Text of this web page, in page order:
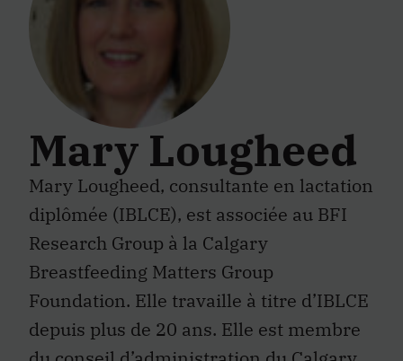
Mary Lougheed
Mary Lougheed, consultante en lactation
diplômée (IBLCE), est associée au BFI
Research Group à la Calgary
Breastfeeding Matters Group
Foundation. Elle travaille à titre d’IBLCE
depuis plus de 20 ans. Elle est membre